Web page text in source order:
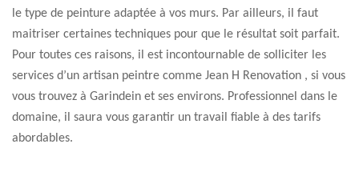
le type de peinture adaptée à vos murs. Par ailleurs, il faut
maitriser certaines techniques pour que le résultat soit parfait.
Pour toutes ces raisons, il est incontournable de solliciter les
services d’un artisan peintre comme Jean H Renovation , si vous
vous trouvez à Garindein et ses environs. Professionnel dans le
domaine, il saura vous garantir un travail fiable à des tarifs
abordables.